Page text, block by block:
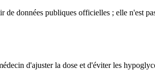
données publiques officielles ; elle n'est
d'ajuster la dose et d'éviter les